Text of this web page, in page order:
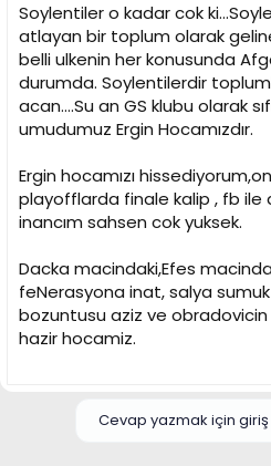
Soylentiler o kadar cok
atlayan bir toplum olarak
belli ulkenin her konusunda
durumda. Soylentilerdir
acan....Su an GS klubu olarak
umudumuz Ergin Hocamızdır.
Ergin hocamızı
playofflarda finale kalip , fb
inancım sahsen cok yuksek.
Dacka macindaki,Efes
feNerasyona inat, salya
bozuntusu aziz ve
hazir hocamiz.
Cevap yazmak için giriş